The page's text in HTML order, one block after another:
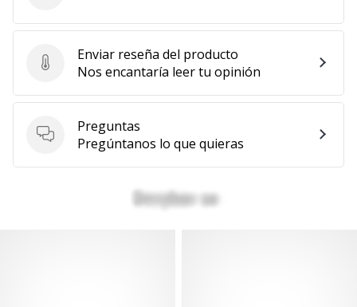
Enviar reseña del producto
Enviar reseña del producto
Nos encantaría leer tu opinión
Preguntas
Preguntas
Pregúntanos lo que quieras